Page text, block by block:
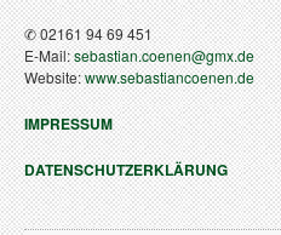
✆ 02161 94 69 451
E-Mail:sebastian.coenen@gmx.de
Website:www.sebastiancoenen.de
IMPRESSUM
DATENSCHUTZERKLÄRUNG